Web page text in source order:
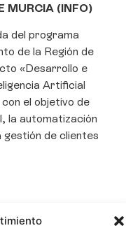
MURCIA (INFO)
del programa
de la Región de
«Desarrollo e
Artificial
el objetivo de
la automatización
gestión de clientes